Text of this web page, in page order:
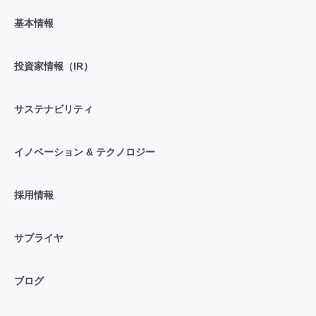
基本情報
投資家情報（IR）
サステナビリティ
イノベーション & テクノロジー
採用情報
サプライヤ
ブログ